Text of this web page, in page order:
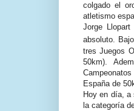
colgado el
atletismo
Jorge
absoluto.
tres Juegos
50km).
España de
Hoy en día, a
la categoría